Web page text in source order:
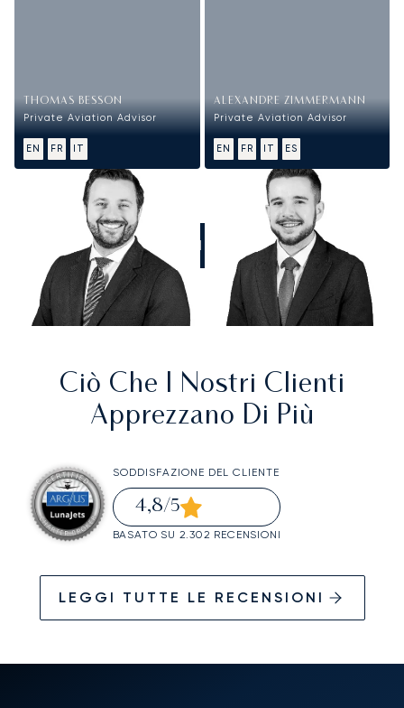
THOMAS BESSON
Private Aviation Advisor
EN FR IT
ALEXANDRE ZIMMERMANN
Private Aviation Advisor
EN FR IT ES
CHIAMATECI
Ciò Che I Nostri Clienti
Apprezzano Di Più
SODDISFAZIONE DEL CLIENTE
4,8/5
BASATO SU 2.302 RECENSIONI
LEGGI TUTTE LE RECENSIONI